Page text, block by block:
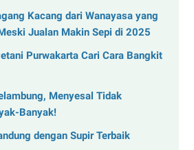
Kacang dari Wanayasa yang
Jualan Makin Sepi di 2025
Purwakarta Cari Cara Bangkit
Menyesal Tidak
Banyak!
dengan Supir Terbaik